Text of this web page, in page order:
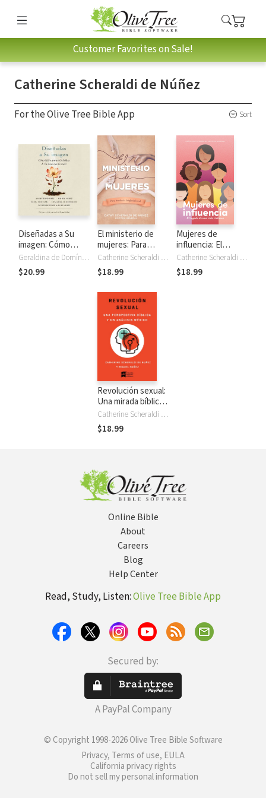
Customer Favorites on Sale!
Catherine Scheraldi de Núñez
For the Olive Tree Bible App Sort
Diseñadas a Su
imagen: Cómo
Cristo restaura la
belleza de Su
imagen en la mujer
Geraldina de Domínguez, Catherine Scheraldi de Núñez, Javier Domínguez, Sugel Michelén, Miguel Dr Núñez
$20.99
El ministerio de
mujeres: Para
bendecir la iglesia
local
Catherine Scheraldi de Núñez, Catherine Scheraldi
$18.99
Mujeres de
influencia: El
legado de una vida
virtuosa
Catherine Scheraldi de Núñez, Catherine Scheraldi
$18.99
Revolución sexual:
Una mirada bíblica
y científica
Catherine Scheraldi de Núñez, Miguel Núñez
$18.99
Online Bible
About
Careers
Blog
Help Center
Read, Study, Listen:Olive Tree Bible App
Secured by:
A PayPal Company
© Copyright 1998-2026 Olive Tree Bible Software
Privacy, Terms of use, EULA
California privacy rights
Do not sell my personal information